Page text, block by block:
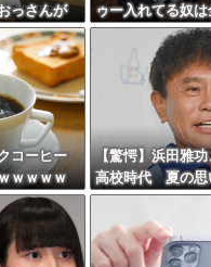
Powered by
っさんが
ｗｗｗｗ
ゥー入れてる奴
す。すごい民度低
コーヒー
ｗｗｗｗ
【驚愕】浜田雅
高校時代 夏の思
衝撃「ええ？」